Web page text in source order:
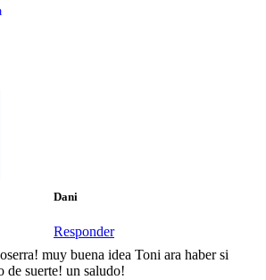
Dani
Responder
muy buena idea Toni ara haber si
de suerte! un saludo!